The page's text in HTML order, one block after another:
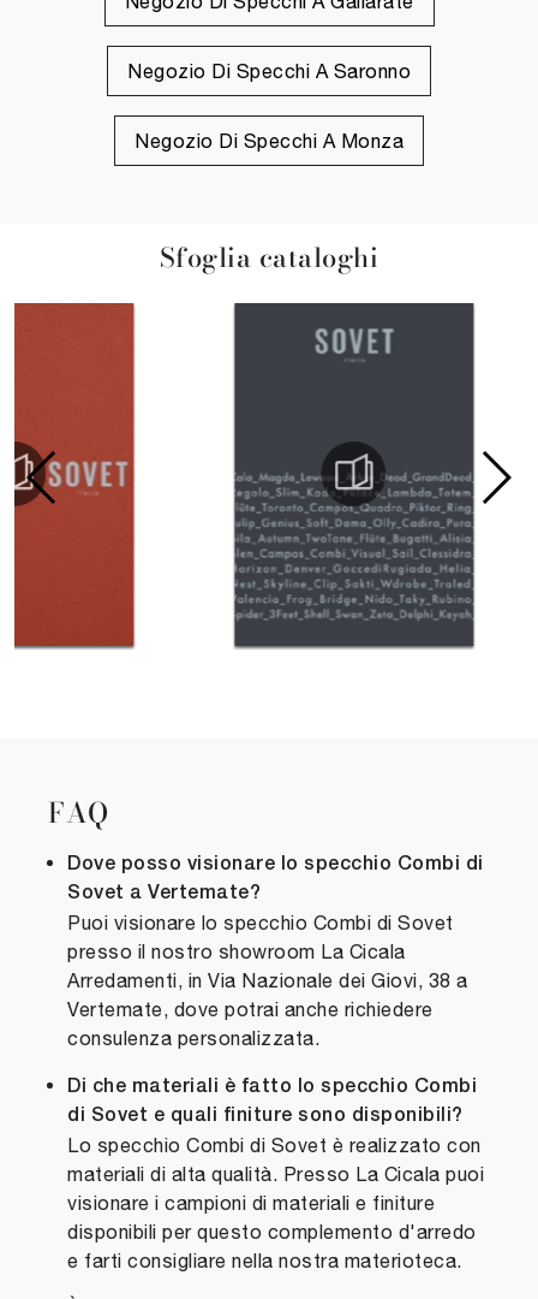
Negozio Di Specchi A Saronno
Negozio Di Specchi A Monza
Sfoglia cataloghi
FAQ
Dove posso visionare lo specchio Combi di
Sovet a Vertemate?
Puoi visionare lo specchio Combi di Sovet
presso il nostro showroom La Cicala
Arredamenti, in Via Nazionale dei Giovi, 38 a
Vertemate, dove potrai anche richiedere
consulenza personalizzata.
Di che materiali è fatto lo specchio Combi
di Sovet e quali finiture sono disponibili?
Lo specchio Combi di Sovet è realizzato con
materiali di alta qualità. Presso La Cicala puoi
visionare i campioni di materiali e finiture
disponibili per questo complemento d'arredo
e farti consigliare nella nostra materioteca.